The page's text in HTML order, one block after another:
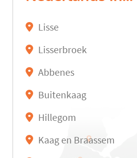
Lisse
Lisserbroek
Abbenes
Buitenkaag
Hillegom
Kaag en Braassem